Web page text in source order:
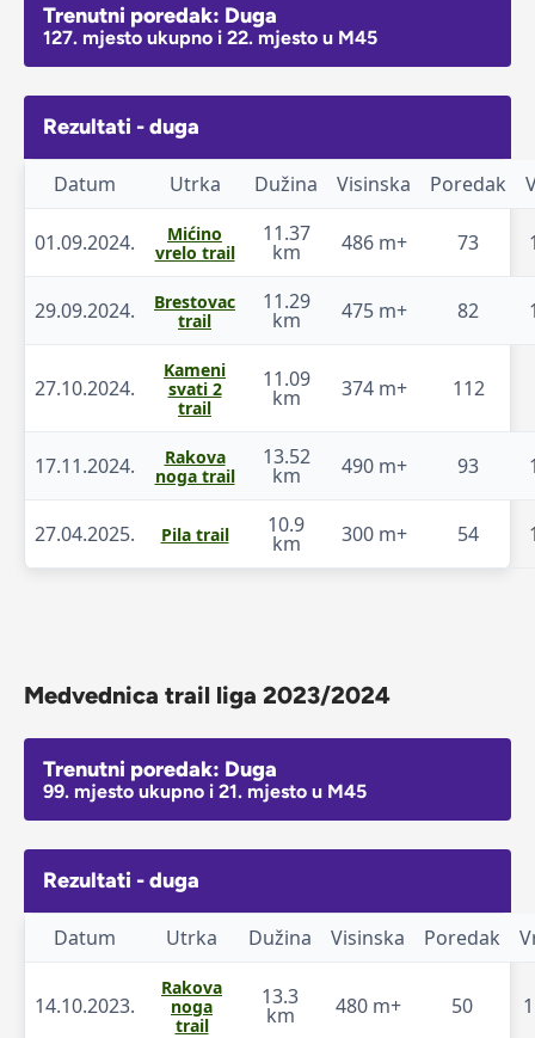
Trenutni poredak: Duga
127. mjesto ukupno i 22. mjesto u M45
Rezultati - duga
Datum Utrka Dužina Visinska Poredak
01.09.2024.
Mićino
vrelo trail
11.37
km 486 m+ 73
29.09.2024.
Brestovac
trail
11.29
km 475 m+ 82
27.10.2024.
Kameni
svati 2
trail
11.09
km 374 m+ 112
17.11.2024.
Rakova
noga trail
13.52
km 490 m+ 93
27.04.2025. Pila trail 10.9
km 300 m+ 54
Medvednica trail liga 2023/2024
Trenutni poredak: Duga
99. mjesto ukupno i 21. mjesto u M45
Rezultati - duga
Datum Utrka Dužina Visinska Poredak
14.10.2023.
Rakova
noga
trail
13.3
km 480 m+ 50